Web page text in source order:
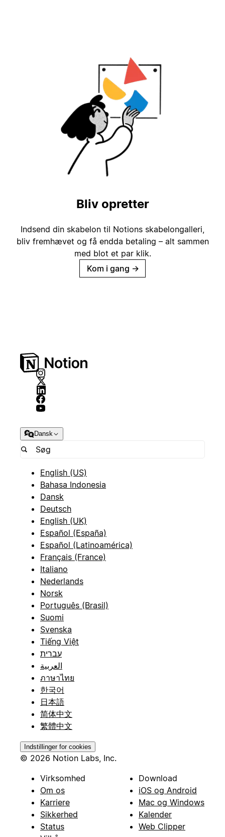
Bliv opretter
Indsend din skabelon til Notions skabelongalleri,
bliv fremhævet og få endda betaling – alt sammen
med blot et par klik.
Kom i gang →
Dansk
English (US)
Bahasa Indonesia
Dansk
Deutsch
English (UK)
Español (España)
Español (Latinoamérica)
Français (France)
Italiano
Nederlands
Norsk
Português (Brasil)
Suomi
Svenska
Tiếng Việt
עברית
العربية
ภาษาไทย
한국어
日本語
简体中文
繁體中文
Indstillinger for cookies
© 2026 Notion Labs, Inc.
Virksomhed
Om os
Karriere
Sikkerhed
Status
Download
iOS og Android
Mac og Windows
Kalender
Web Clipper